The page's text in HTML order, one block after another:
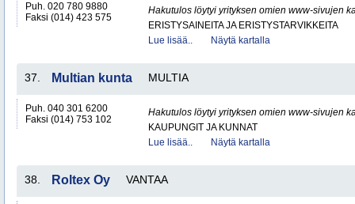
Puh. 020 780 9880
Faksi (014) 423 575
Hakutulos löytyi yrityksen omien www-sivujen
ERISTYSAINEITA JA ERISTYSTARVIKKEITA
Lue lisää..
Näytä kartalla
37. Multian kunta MULTIA
Puh. 040 301 6200
Faksi (014) 753 102
Hakutulos löytyi yrityksen omien www-sivujen
KAUPUNGIT JA KUNNAT
Lue lisää..
Näytä kartalla
38. Roltex Oy VANTAA